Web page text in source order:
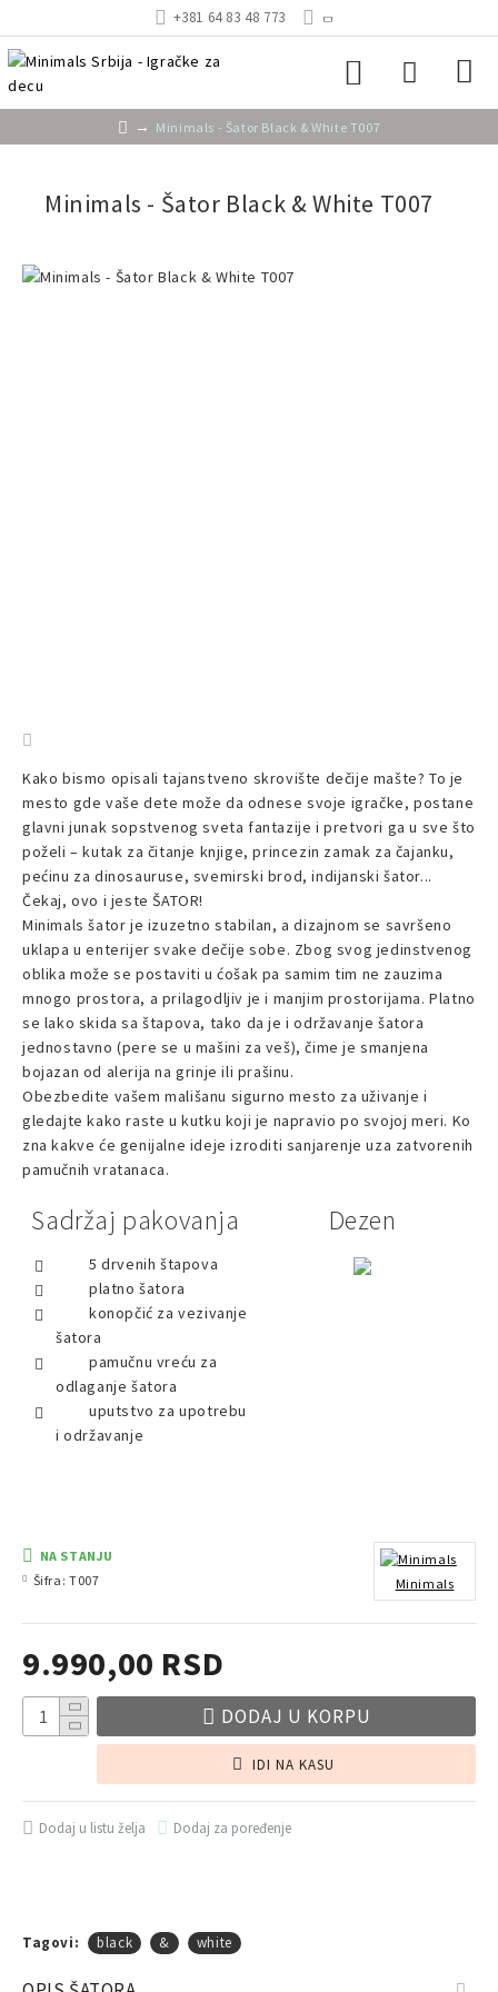
+381 64 83 48 773
Minimals - Šator Black & White T007
Minimals - Šator Black & White T007
Kako bismo opisali tajanstveno skrovište dečije mašte? To je
mesto gde vaše dete može da odnese svoje igračke, postane
glavni junak sopstvenog sveta fantazije i pretvori ga u sve što
poželi – kutak za čitanje knjige, princezin zamak za čajanku,
pećinu za dinosauruse, svemirski brod, indijanski šator...
Čekaj, ovo i jeste ŠATOR!
Minimals šator je izuzetno stabilan, a dizajnom se savršeno
uklapa u enterijer svake dečije sobe. Zbog svog jedinstvenog
oblika može se postaviti u ćošak pa samim tim ne zauzima
mnogo prostora, a prilagodljiv je i manjim prostorijama. Platno
se lako skida sa štapova, tako da je i održavanje šatora
jednostavno (pere se u mašini za veš), čime je smanjena
bojazan od alerija na grinje ili prašinu.
Obezbedite vašem mališanu sigurno mesto za uživanje i
gledajte kako raste u kutku koji je napravio po svojoj meri. Ko
zna kakve će genijalne ideje izroditi sanjarenje uza zatvorenih
pamučnih vratanaca.
Sadržaj pakovanja
5 drvenih štapova
platno šatora
konopčić za vezivanje
šatora
pamučnu vreću za
odlaganje šatora
uputstvo za upotrebu
i održavanje
Dezen
9.990,00 RSD
NA STANJU
Šifra: T007 Minimals
DODAJ U KORPU
IDI NA KASU
Dodaj u listu želja Dodaj za poređenje
Tagovi: black & white